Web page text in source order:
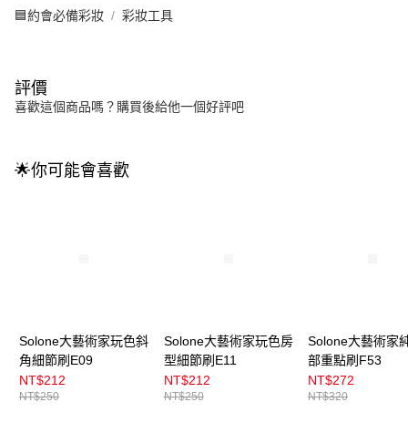
🟦約會必備彩妝 彩妝工具
評價
喜歡這個商品嗎？購買後給他一個好評吧
🌟你可能會喜歡
Solone大藝術家玩色斜
角細節刷E09
NT$212
NT$250
Solone大藝術家玩色房
型細節刷E11
NT$212
NT$250
Solone大藝術家
部重點刷F53
NT$272
NT$320